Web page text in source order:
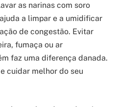
as narinas com soro
a limpar e a umidificar
de congestão. Evitar
fumaça ou ar
faz uma diferença danada.
cuidar melhor do seu